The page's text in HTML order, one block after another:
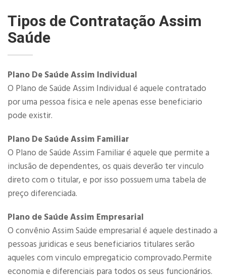
Tipos de Contratação Assim
Saúde
Plano De Saúde Assim Individual
O Plano de Saúde Assim Individual é aquele contratado
por uma pessoa fisica e nele apenas esse beneficiario
pode existir.
Plano De Saúde Assim Familiar
O Plano de Saúde Assim Familiar é aquele que permite a
inclusão de dependentes, os quais deverão ter vinculo
direto com o titular, e por isso possuem uma tabela de
preço diferenciada.
Plano de Saúde Assim Empresarial
O convênio Assim Saúde empresarial é aquele destinado a
pessoas juridicas e seus beneficiarios titulares serão
aqueles com vinculo empregaticio comprovado.Permite
economia e diferenciais para todos os seus funcionários.